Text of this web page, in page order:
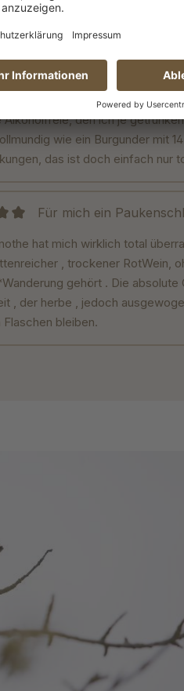
da so lecker und
sind wirklich Sterne Niveau
mit 5 von 5 Sternen
Endlich trinkbarer
den ich je
wie ein Burgunder mit
das ist doch einfach nur
Für mich ein
hat mich wirklich total
, trockener RotWein,
gehört . Die
, der herbe , jedoch
bleiben.